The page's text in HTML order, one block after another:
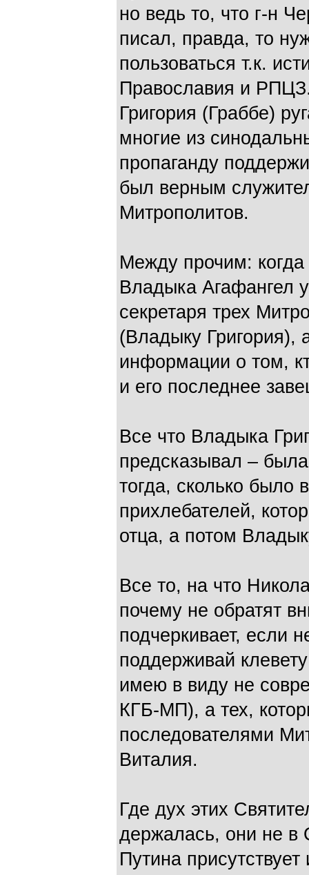
но ведь то, что г-н
писал, правда, то
пользоваться т.к.
Православия и
Григория (Граббе)
многие из
пропаганду
был верным
Митрополитов.
Между прочим:
Владыка Агафангел
секретаря трех
(Владыку Григория),
информации о том,
и его последнее
Все что Владыка
предсказывал –
тогда, сколько было
прихлебателей,
отца, а потом
Все то, на что
почему не обратят
подчеркивает, если
поддерживай
имею в виду не
КГБ-МП), а тех,
последователями
Виталия.
Где дух этих
держалась, они не в
Путина